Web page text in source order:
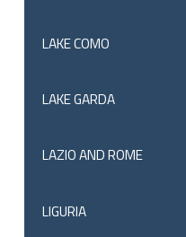
LAKE COMO
LAKE GARDA
LAZIO AND ROME
LIGURIA